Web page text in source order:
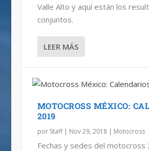
Valle Alto y aquí están los
conjuntos.
LEER MÁS
MOTOCROSS MÉXICO:
2019
por Staff| Nov 29, 2018| Motocross
Fechas y sedes del motocross